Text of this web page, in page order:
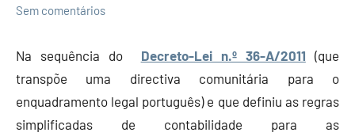
Economia
Finanças
Sem comentários
Na sequência do Decreto-Lei n.º 36-A/2011 (que
transpõe uma directiva comunitária para o
enquadramento legal português) e que definiu as regras
simplificadas de contabilidade para as